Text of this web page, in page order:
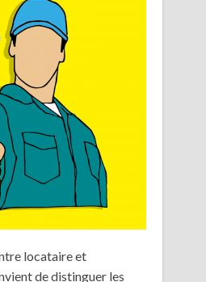
locataire et
de distinguer les